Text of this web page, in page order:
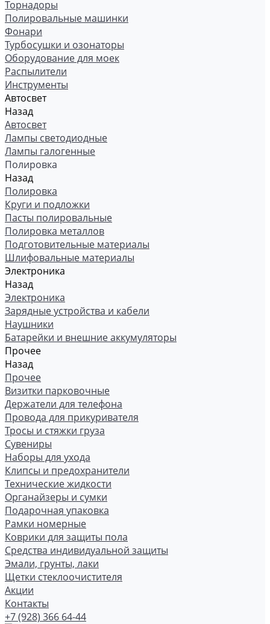
Торнадоры
Полировальные машинки
Фонари
Турбосушки и озонаторы
Оборудование для моек
Распылители
Инструменты
Автосвет
Назад
Автосвет
Лампы светодиодные
Лампы галогенные
Полировка
Назад
Полировка
Круги и подложки
Пасты полировальные
Полировка металлов
Подготовительные материалы
Шлифовальные материалы
Электроника
Назад
Электроника
Зарядные устройства и кабели
Наушники
Батарейки и внешние аккумуляторы
Прочее
Назад
Прочее
Визитки парковочные
Держатели для телефона
Провода для прикуривателя
Тросы и стяжки груза
Сувениры
Наборы для ухода
Клипсы и предохранители
Технические жидкости
Органайзеры и сумки
Подарочная упаковка
Рамки номерные
Коврики для защиты пола
Средства индивидуальной защиты
Эмали, грунты, лаки
Щетки стеклоочистителя
Акции
Контакты
+7 (928) 366 64-44